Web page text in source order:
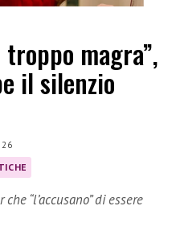
magra”,
il silenzio
“l’accusano” di essere